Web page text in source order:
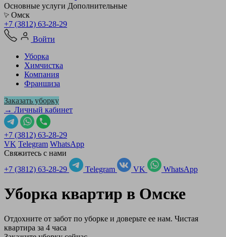
Основные услуги Дополнительные
Омск
+7 (3812) 63-28-29
Войти
Уборка
Химчистка
Компания
Франшиза
Заказать уборку
→ Личный кабинет
+7 (3812) 63-28-29
VK Telegram WhatsApp
Свяжитесь с нами
+7 (3812) 63-28-29
Telegram VK WhatsApp
Уборка квартир в Омске
Отдохните от забот по уборке и доверьте ее нам. Чистая
квартира за 4 часа